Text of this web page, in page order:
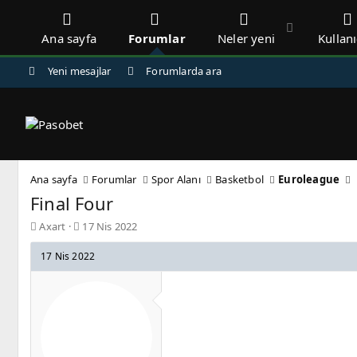
Ana sayfa Forumlar Neler yeni
Yeni mesajlar Forumlarda ara
Ana sayfa Forumlar Spor Alanı Basketbol Euroleague
Final Four
K
o
n
b
Axart
B
a
ş
l
17 Nis 2022
17 Nis 2022